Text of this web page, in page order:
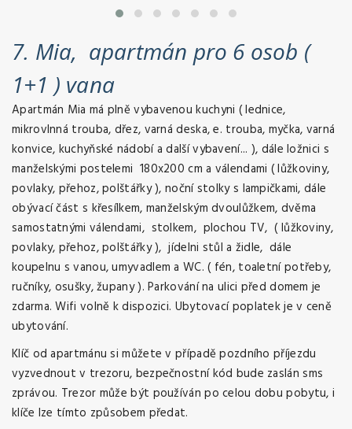
7. Mia, apartmán pro 6 osob (
1+1 ) vana
Apartmán Mia má plně vybavenou kuchyni ( lednice,
mikrovlnná trouba, dřez, varná deska, e. trouba, myčka, varná
konvice, kuchyňské nádobí a další vybavení... ), dále ložnici s
manželskými postelemi 180x200 cm a válendami ( lůžkoviny,
povlaky, přehoz, polštářky ), noční stolky s lampičkami, dále
obývací část s křesílkem, manželským dvoulůžkem, dvěma
samostatnými válendami, stolkem, plochou TV, ( lůžkoviny,
povlaky, přehoz, polštářky ), jídelni stůl a židle, dále
koupelnu s vanou, umyvadlem a WC. ( fén, toaletní potřeby,
ručníky, osušky, župany ). Parkování na ulici před domem je
zdarma. Wifi volně k dispozici. Ubytovací poplatek je v ceně
ubytování.
Klíč od apartmánu si můžete v případě pozdního příjezdu
vyzvednout v trezoru, bezpečnostní kód bude zaslán sms
zprávou. Trezor může být používán po celou dobu pobytu, i
klíče lze tímto způsobem předat.